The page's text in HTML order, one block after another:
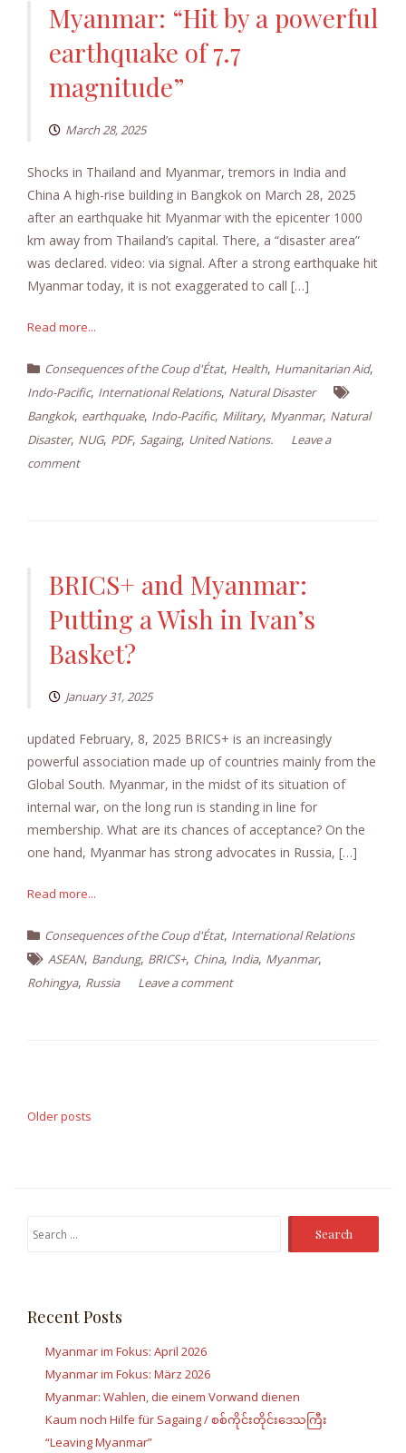
Myanmar: “Hit by a powerful
earthquake of 7.7
magnitude”
March 28, 2025
Shocks in Thailand and Myanmar, tremors in India and
China A high-rise building in Bangkok on March 28, 2025
after an earthquake hit Myanmar with the epicenter 1000
km away from Thailand’s capital. There, a “disaster area”
was declared. video: via signal. After a strong earthquake hit
Myanmar today, it is not exaggerated to call […]
Read more...
Consequences of the Coup d'État, Health, Humanitarian Aid,
Indo-Pacific, International Relations, Natural Disaster
Bangkok, earthquake, Indo-Pacific, Military, Myanmar, Natural
Disaster, NUG, PDF, Sagaing, United Nations.
Leave a
comment
BRICS+ and Myanmar:
Putting a Wish in Ivan’s
Basket?
January 31, 2025
updated February, 8, 2025 BRICS+ is an increasingly
powerful association made up of countries mainly from the
Global South. Myanmar, in the midst of its situation of
internal war, on the long run is standing in line for
membership. What are its chances of acceptance? On the
one hand, Myanmar has strong advocates in Russia, […]
Read more...
Consequences of the Coup d'État, International Relations
ASEAN, Bandung, BRICS+, China, India, Myanmar,
Rohingya, Russia Leave a comment
navigation
Older posts
Search
Recent Posts
Myanmar im Fokus: April 2026
Myanmar im Fokus: März 2026
Myanmar: Wahlen, die einem Vorwand dienen
Kaum noch Hilfe für Sagaing / စစ်ကိုင်းတိုင်းဒေသကြီး
“Leaving Myanmar”